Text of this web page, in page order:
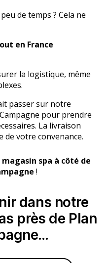
de temps ? Cela ne
en France
la logistique, même
passer sur notre
pour prendre
La livraison
de votre convenance.
magasin spa à côté de
!
dans notre
près de Plan